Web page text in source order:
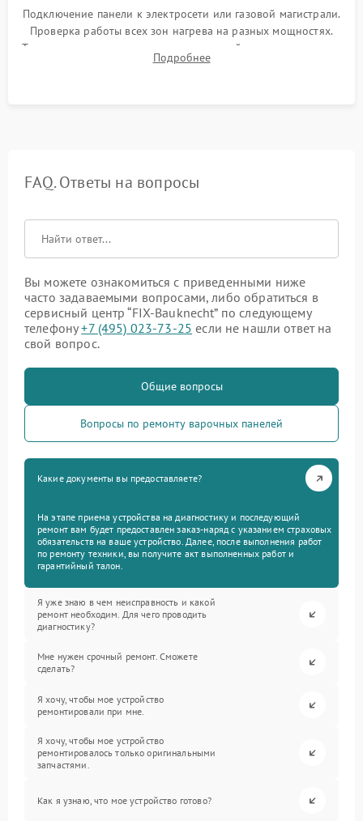
Подключение панели к электросети или газовой магистрали.
Проверка работы всех зон нагрева на разных мощностях.
Тестирование сенсорного управления, таймера, индикаторов
остаточного тепла и систем защиты от перегрева.
Подробнее
FAQ. Ответы на вопросы
Вы можете ознакомиться с приведенными ниже
часто задаваемыми вопросами, либо обратиться в
сервисный центр “FIX-Bauknecht” по следующему
телефону+7 (495) 023-73-25 если не нашли ответ на
свой вопрос.
Общие вопросы
Вопросы по ремонту варочных панелей
Какие документы вы предоставляете?
На этапе приема устройства на диагностику и последующий
ремонт вам будет предоставлен заказ-наряд с указанием страховых
обязательств на ваше устройство. Далее, после выполнения работ
по ремонту техники, вы получите акт выполненных работ и
гарантийный талон.
Я уже знаю в чем неисправность и какой
ремонт необходим. Для чего проводить
диагностику?
Мне нужен срочный ремонт. Сможете
сделать?
Я хочу, чтобы мое устройство
ремонтировали при мне.
Я хочу, чтобы мое устройство
ремонтировалось только оригинальными
запчастями.
Как я узнаю, что мое устройство готово?